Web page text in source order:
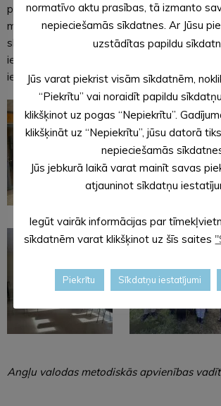
pārdomātais iekārtojums, kas radīts, lai
motivēti mācīties. Katra telpa bija
skolēnu labsajūtu un mācību procesu, radot
iedvesmojošu atmosfēru. Šī pieredze sniedz
iedvesmu turpmākajam darbam.
Angļu valodas metodiskās apvienības
normatīvo aktu prasības, tā izmanto
nepieciešamās sīkdatnes. Ar Jūsu
uzstādītas papildu
Jūs varat piekrist visām sīkdatnēm,
“Piekrītu” vai noraidīt papildu
klikšķinot uz pogas “Nepiekrītu”.
klikšķināt uz “Nepiekrītu”, jūsu datorā
nepieciešamās
Jūs jebkurā laikā varat mainīt savas
atjauninot sīkdatņu
Iegūt vairāk informācijas par
sīkdatnēm varat klikšķinot uz šīs saites
Piekrītu Sīkdatņu iestatījumi